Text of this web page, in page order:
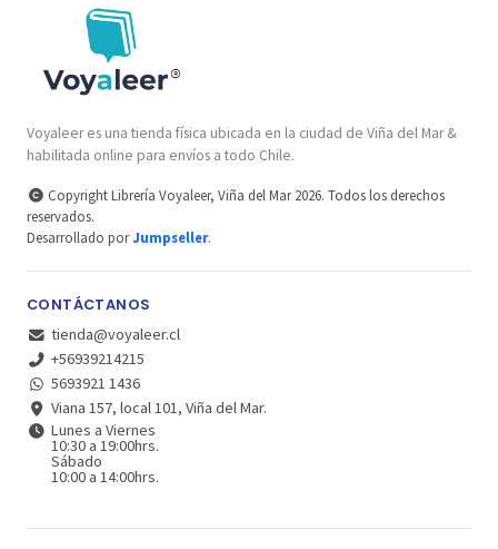
Voyaleer es una tienda física ubicada en la ciudad de Viña del Mar &
habilitada online para envíos a todo Chile.
Copyright Librería Voyaleer, Viña del Mar 2026. Todos los derechos
reservados.
Desarrollado porJumpseller.
CONTÁCTANOS
tienda@voyaleer.cl
+56939214215
5693921 1436
Viana 157, local 101, Viña del Mar.
Lunes a Viernes
10:30 a 19:00hrs.
Sábado
10:00 a 14:00hrs.